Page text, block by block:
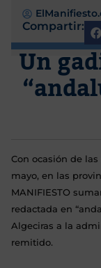
Compartir:
Un
Con ocasión de
mayo, en las
MANIFIESTO
redactada en
Algeciras a la
remitido.